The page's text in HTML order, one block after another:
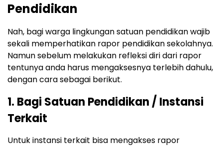
Pendidikan
Nah, bagi warga lingkungan satuan pendidikan wajib
sekali memperhatikan rapor pendidikan sekolahnya.
Namun sebelum melakukan refleksi diri dari rapor
tentunya anda harus mengaksesnya terlebih dahulu,
dengan cara sebagai berikut.
1. Bagi Satuan Pendidikan / Instansi
Terkait
Untuk instansi terkait bisa mengakses rapor